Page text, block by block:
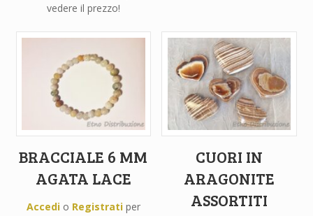
vedere il prezzo!
BRACCIALE 6 MM
AGATA LACE
Accedio Registratiper
CUORI IN
ARAGONITE
ASSORTITI